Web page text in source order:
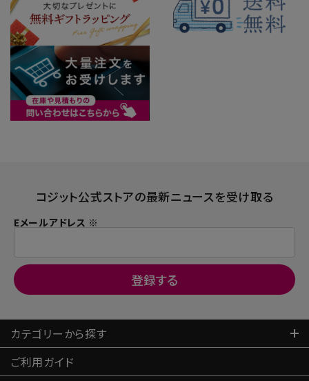
コジット公式ストアの最新ニュースを受け取る
Eメールアドレス ※
カテゴリーから探す
ご利用ガイド